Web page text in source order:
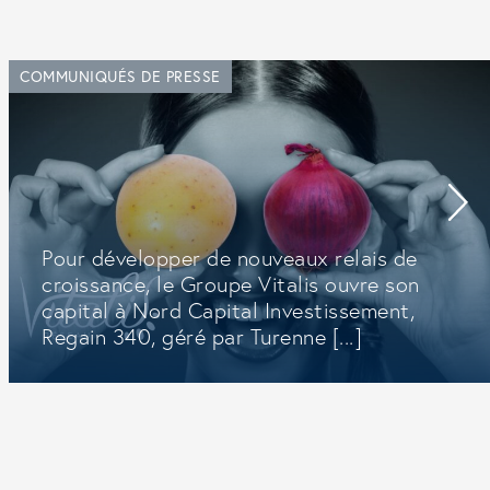
COMMUNIQUÉS DE PRESSE
Pour développer de nouveaux relais de
croissance, le Groupe Vitalis ouvre son
capital à Nord Capital Investissement,
Regain 340, géré par Turenne [...]